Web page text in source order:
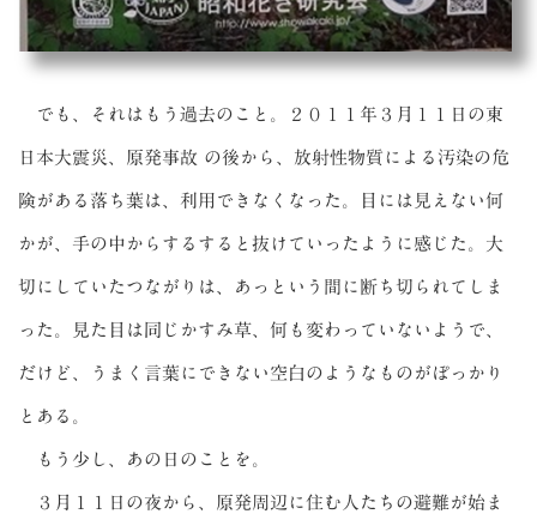
でも、それはもう過去のこと。２０１１年３月１１日の東
日本大震災、原発事故 の後から、放射性物質による汚染の危
険がある落ち葉は、利用できなくなった。目には見えない何
かが、手の中からするすると抜けていったように感じた。大
切にしていたつながりは、あっという間に断ち切られてしま
った。見た目は同じかすみ草、何も変わっていないようで、
だけど、うまく言葉にできない空白のようなものがぽっかり
とある。
もう少し、あの日のことを。
３月１１日の夜から、原発周辺に住む人たちの避難が始ま